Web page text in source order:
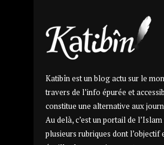
Katibîn est un blog actu sur le
travers de l’info épurée et
constitue une alternative aux
Au delà, c’est un portail de l’Islam
plusieurs rubriques dont l’objectif